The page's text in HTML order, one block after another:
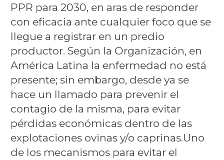
PPR para 2030, en aras de responder
con eficacia ante cualquier foco que se
llegue a registrar en un predio
productor. Según la Organización, en
América Latina la enfermedad no está
presente; sin embargo, desde ya se
hace un llamado para prevenir el
contagio de la misma, para evitar
pérdidas económicas dentro de las
explotaciones ovinas y/o caprinas.Uno
de los mecanismos para evitar el